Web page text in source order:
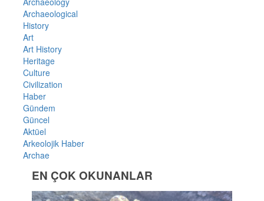
Archaeological
History
Art
Art History
Heritage
Culture
Civilization
Haber
Gündem
Güncel
Aktüel
Arkeolojik Haber
Archae
EN ÇOK OKUNANLAR